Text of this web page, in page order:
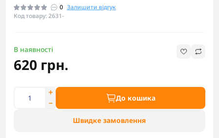
0 Залишити відгук
Код товару: 2631-
В наявності
620 грн.
До кошика
Швидке замовлення